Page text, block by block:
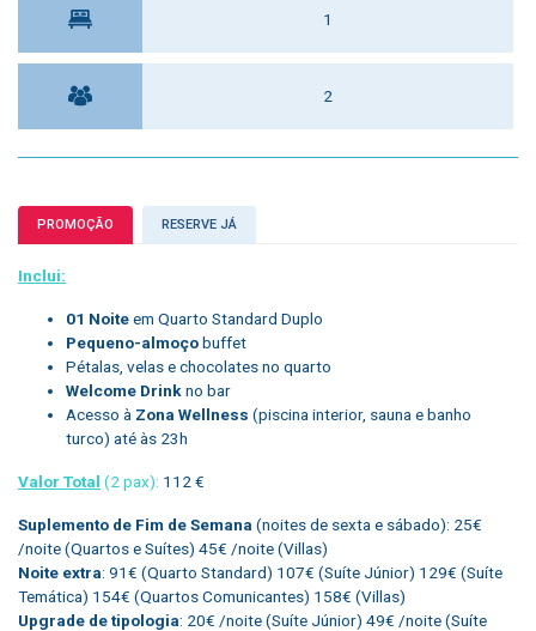
1
2
PROMOÇÃO RESERVE JÁ
Inclui:
01 Noiteem Quarto Standard Duplo
Pequeno-almoçobuffet
Pétalas, velas e chocolates no quarto
Welcome Drinkno bar
Acesso à Zona Wellness (piscina interior, sauna e banho
turco) até às 23h
Valor Total (2 pax): 112 €
Suplemento de Fim de Semana (noites de sexta e sábado): 25€
/noite (Quartos e Suítes) 45€ /noite (Villas)
Noite extra: 91€ (Quarto Standard) 107€ (Suíte Júnior) 129€ (Suíte
Temática) 154€ (Quartos Comunicantes) 158€ (Villas)
Upgrade de tipologia: 20€ /noite (Suíte Júnior) 49€ /noite (Suíte